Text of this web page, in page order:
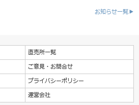
お知らせ一覧▶
直売所一覧
ご意見・お問合せ
プライバシーポリシー
運営会社